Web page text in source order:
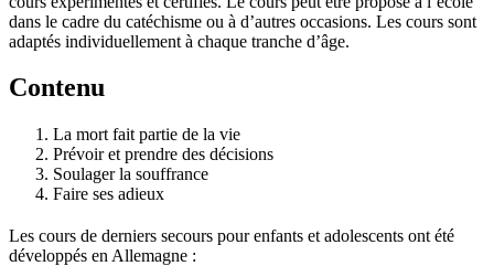
dans le cadre du catéchisme ou à d’autres occasions. Les cours sont
adaptés individuellement à chaque tranche d’âge.
Contenu
La mort fait partie de la vie
Prévoir et prendre des décisions
Soulager la souffrance
Faire ses adieux
Les cours de derniers secours pour enfants et adolescents ont été
développés en Allemagne :